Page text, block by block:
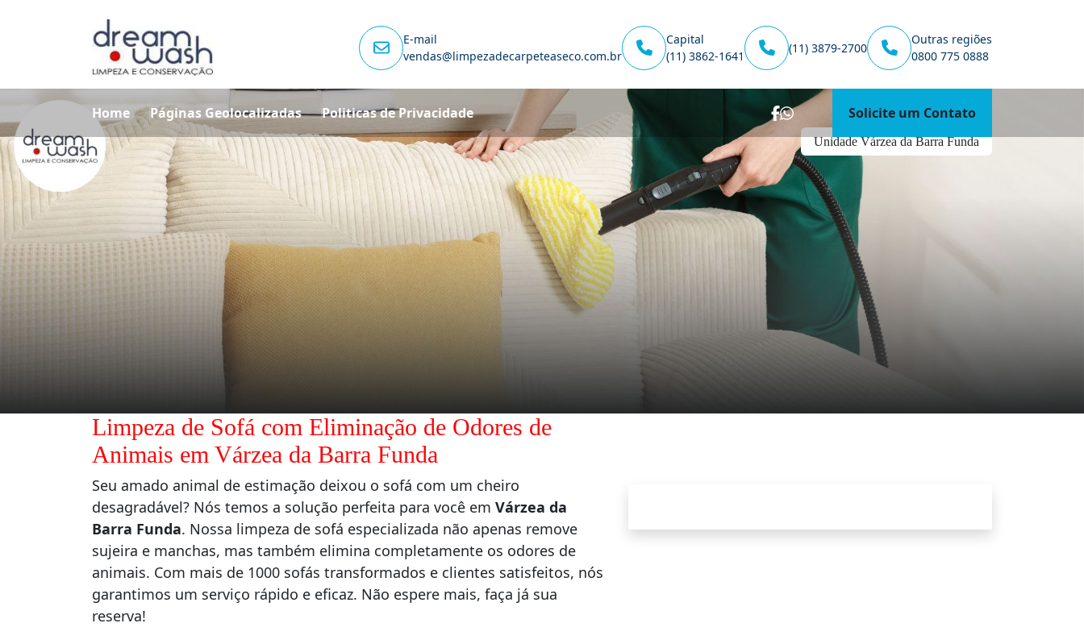
E-mail
vendas@limpezadecarpeteaseco.com.br
Capital
(11) 3862-1641
(11) 3879-2700
Outras regiões
0800 775 0888
Home Páginas Geolocalizadas Politicas de Privacidade Solicite um Contato
Unidade Várzea da Barra Funda
Limpeza de Sofá com Eliminação de Odores de
Animais em Várzea da Barra Funda
Seu amado animal de estimação deixou o sofá com um cheiro
desagradável? Nós temos a solução perfeita para você em Várzea da
Barra Funda. Nossa limpeza de sofá especializada não apenas remove
sujeira e manchas, mas também elimina completamente os odores de
animais. Com mais de 1000 sofás transformados e clientes satisfeitos, nós
garantimos um serviço rápido e eficaz. Não espere mais, faça já sua
reserva!